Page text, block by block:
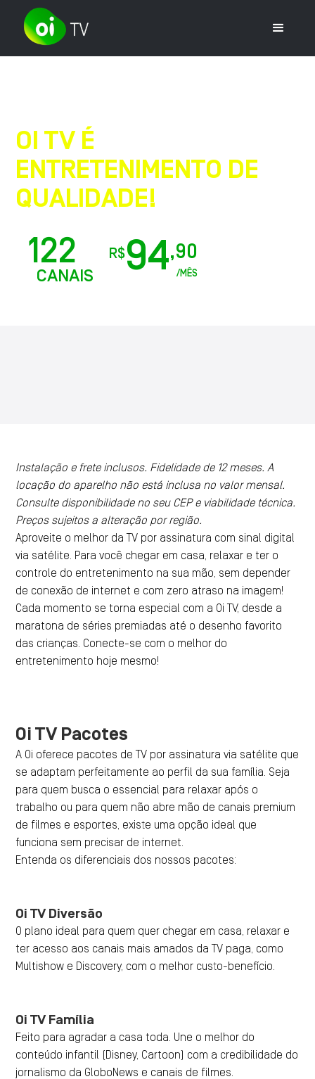
OI TV É
ENTRETENIMENTO DE
QUALIDADE!
122
CANAIS
R$94,90
/MÊS
Instalação e frete inclusos. Fidelidade de 12 meses. A
locação do aparelho não está inclusa no valor mensal.
Consulte disponibilidade no seu CEP e viabilidade técnica.
Preços sujeitos a alteração por região.
Aproveite o melhor da TV por assinatura com sinal digital
via satélite. Para você chegar em casa, relaxar e ter o
controle do entretenimento na sua mão, sem depender
de conexão de internet e com zero atraso na imagem!
Cada momento se torna especial com a Oi TV, desde a
maratona de séries premiadas até o desenho favorito
das crianças. Conecte-se com o melhor do
entretenimento hoje mesmo!
Oi TV Pacotes
A Oi oferece pacotes de TV por assinatura via satélite que
se adaptam perfeitamente ao perfil da sua família. Seja
para quem busca o essencial para relaxar após o
trabalho ou para quem não abre mão de canais premium
de filmes e esportes, existe uma opção ideal que
funciona sem precisar de internet.
Entenda os diferenciais dos nossos pacotes:
Oi TV Diversão
O plano ideal para quem quer chegar em casa, relaxar e
ter acesso aos canais mais amados da TV paga, como
Multishow e Discovery, com o melhor custo-benefício.
Oi TV Família
Feito para agradar a casa toda. Une o melhor do
conteúdo infantil (Disney, Cartoon) com a credibilidade do
jornalismo da GloboNews e canais de filmes.